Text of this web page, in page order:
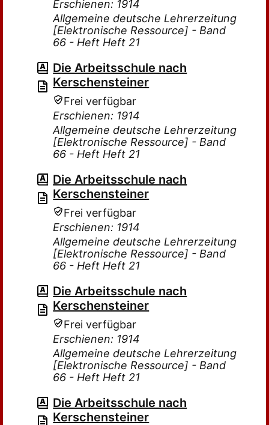
Erschienen: 1914
Allgemeine deutsche Lehrerzeitung
[Elektronische Ressource] - Band
66 - Heft Heft 21
Die Arbeitsschule nach
Kerschensteiner
Frei verfügbar
Erschienen: 1914
Allgemeine deutsche Lehrerzeitung
[Elektronische Ressource] - Band
66 - Heft Heft 21
Die Arbeitsschule nach
Kerschensteiner
Frei verfügbar
Erschienen: 1914
Allgemeine deutsche Lehrerzeitung
[Elektronische Ressource] - Band
66 - Heft Heft 21
Die Arbeitsschule nach
Kerschensteiner
Frei verfügbar
Erschienen: 1914
Allgemeine deutsche Lehrerzeitung
[Elektronische Ressource] - Band
66 - Heft Heft 21
Die Arbeitsschule nach
Kerschensteiner